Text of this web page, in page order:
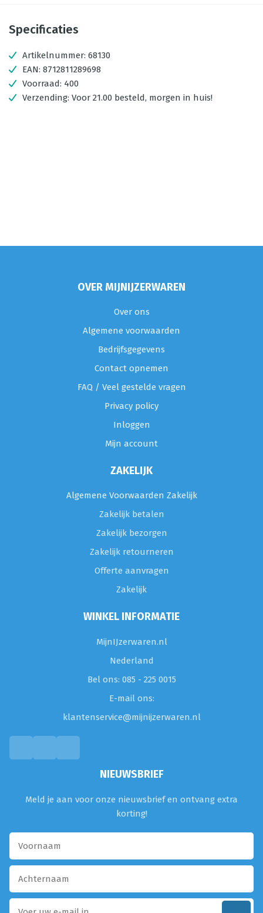
Specificaties
Artikelnummer: 68130
EAN: 8712811289698
Voorraad: 400
Verzending: Voor 21.00 besteld, morgen in huis!
OVER MIJNIJZERWAREN
Over ons
Algemene voorwaarden
Bedrijfsgegevens
Contact opnemen
FAQ / Veel gestelde vragen
Privacy policy
Inloggen
Mijn account
ZAKELIJK
Algemene Voorwaarden Zakelijk
Zakelijk betalen
Zakelijk bezorgen
Zakelijk retourneren
Offerte aanvragen
Zakelijk
WINKEL INFORMATIE
MijnIJzerwaren.nl
Nederland
Bel ons: 085 - 225 0015
E-mail ons:
klantenservice@mijnijzerwaren.nl
NIEUWSBRIEF
Meld je aan voor onze nieuwsbrief en ontvang extra
korting!